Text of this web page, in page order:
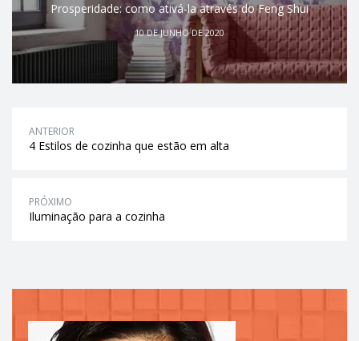
Prosperidade: como ativá-la através do Feng Shui
10 DE JUNHO DE 2020
ANTERIOR
4 Estilos de cozinha que estão em alta
PRÓXIMO
Iluminação para a cozinha